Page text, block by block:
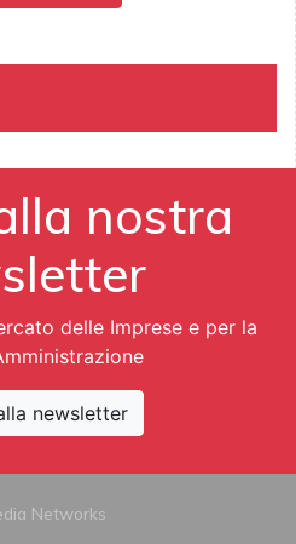
nostra
delle Imprese e per la
newsletter
Networks